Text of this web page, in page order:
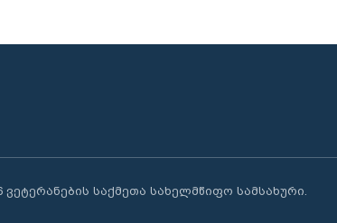
ვეტერანების საქმეთა სახელმწიფო სამსახური.